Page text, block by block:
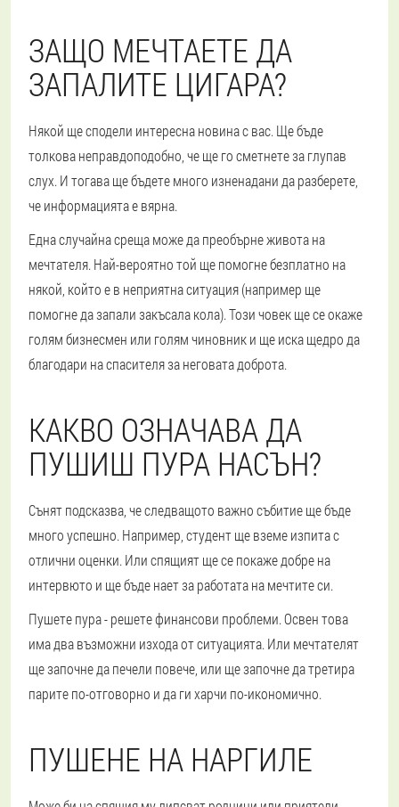
ЗАЩО МЕЧТАЕТЕ ДА
ЗАПАЛИТЕ ЦИГАРА?
Някой ще сподели интересна новина с вас. Ще бъде
толкова неправдоподобно, че ще го сметнете за глупав
слух. И тогава ще бъдете много изненадани да разберете,
че информацията е вярна.
Една случайна среща може да преобърне живота на
мечтателя. Най-вероятно той ще помогне безплатно на
някой, който е в неприятна ситуация (например ще
помогне да запали закъсала кола). Този човек ще се окаже
голям бизнесмен или голям чиновник и ще иска щедро да
благодари на спасителя за неговата доброта.
КАКВО ОЗНАЧАВА ДА
ПУШИШ ПУРА НАСЪН?
Сънят подсказва, че следващото важно събитие ще бъде
много успешно. Например, студент ще вземе изпита с
отлични оценки. Или спящият ще се покаже добре на
интервюто и ще бъде нает за работата на мечтите си.
Пушете пура - решете финансови проблеми. Освен това
има два възможни изхода от ситуацията. Или мечтателят
ще започне да печели повече, или ще започне да третира
парите по-отговорно и да ги харчи по-икономично.
ПУШЕНЕ НА НАРГИЛЕ